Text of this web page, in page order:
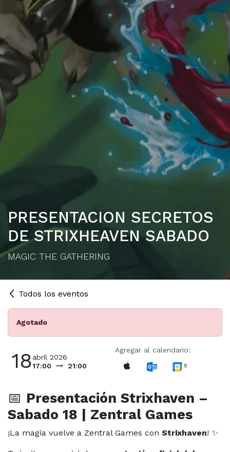
PRESENTACION SECRETOS
DE STRIXHEAVEN SABADO
MAGIC THE GATHERING
Todos los eventos
Agotado
18abril 2026
17:00
21:00
Agregar al calendario:
º
📅 Presentación Strixhaven –
Sabado 18 | Zentral Games
¡La magia vuelve a Zentral Games con Strixhaven! ✨